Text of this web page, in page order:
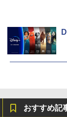
おすすめ記